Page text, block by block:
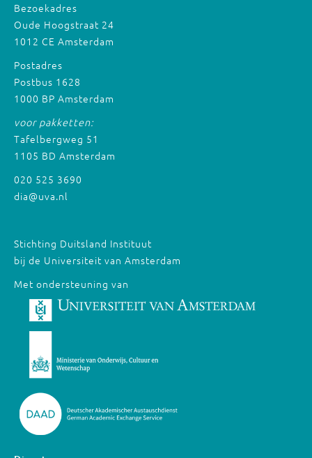
Bezoekadres
Oude Hoogstraat 24
1012 CE Amsterdam
Postadres
Postbus 1628
1000 BP Amsterdam
voor pakketten:
Tafelbergweg 51
1105 BD Amsterdam
020 525 3690
dia@uva.nl
Stichting Duitsland Instituut
bij de Universiteit van Amsterdam
Met ondersteuning van